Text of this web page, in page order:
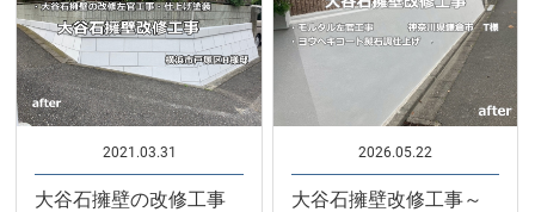
2021.03.31
大谷石擁壁の改修工事
2026.05.22
大谷石擁壁改修工事～